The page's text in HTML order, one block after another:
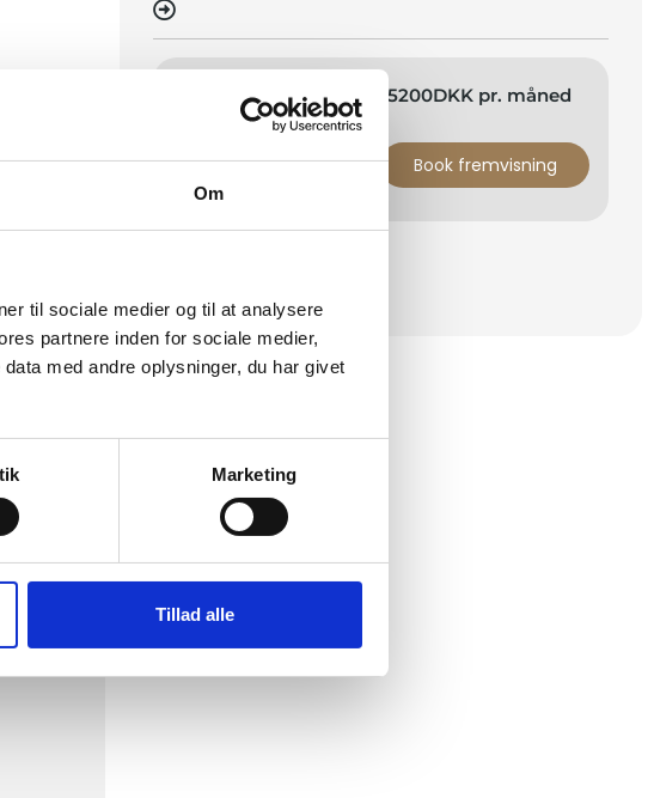
Om
til sociale medier og til at analysere
partnere inden for sociale medier,
med andre oplysninger, du har givet
Marketing
Tillad alle
med
(inkl. drift og forbrug)
15200DKK pr. måned
Hent prospekt Book fremvisning